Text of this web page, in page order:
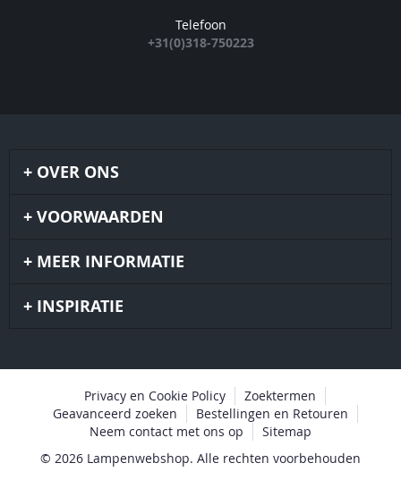
Telefoon
+31(0)318-750223
OVER ONS
VOORWAARDEN
MEER INFORMATIE
INSPIRATIE
Privacy en Cookie Policy
Zoektermen
Geavanceerd zoeken
Bestellingen en Retouren
Neem contact met ons op
Sitemap
© 2026 Lampenwebshop. Alle rechten voorbehouden